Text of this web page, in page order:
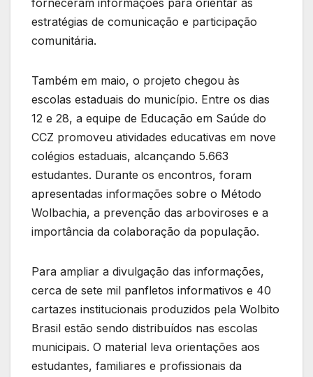
forneceram informações para orientar as
estratégias de comunicação e participação
comunitária.
Também em maio, o projeto chegou às
escolas estaduais do município. Entre os dias
12 e 28, a equipe de Educação em Saúde do
CCZ promoveu atividades educativas em nove
colégios estaduais, alcançando 5.663
estudantes. Durante os encontros, foram
apresentadas informações sobre o Método
Wolbachia, a prevenção das arboviroses e a
importância da colaboração da população.
Para ampliar a divulgação das informações,
cerca de sete mil panfletos informativos e 40
cartazes institucionais produzidos pela Wolbito
Brasil estão sendo distribuídos nas escolas
municipais. O material leva orientações aos
estudantes, familiares e profissionais da